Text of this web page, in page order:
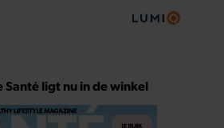
Santé ligt nu in de winkel